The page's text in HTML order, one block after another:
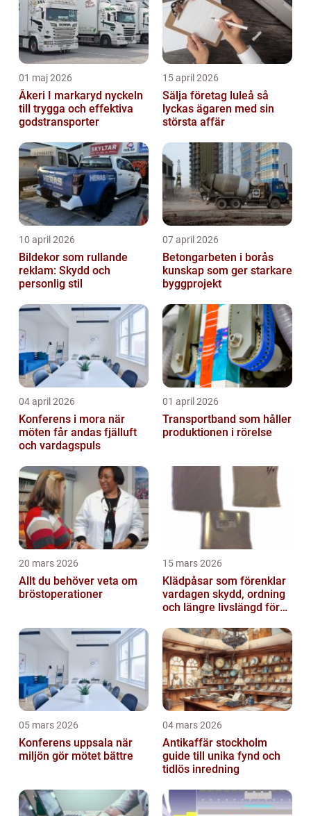
01 maj 2026
Åkeri I markaryd nyckeln
till trygga och effektiva
godstransporter
15 april 2026
Sälja företag luleå så
lyckas ägaren med sin
största affär
10 april 2026
Bildekor som rullande
reklam: Skydd och
personlig stil
07 april 2026
Betongarbeten i borås
kunskap som ger starkare
byggprojekt
04 april 2026
Konferens i mora när
möten får andas fjälluft
och vardagspuls
01 april 2026
Transportband som håller
produktionen i rörelse
20 mars 2026
Allt du behöver veta om
bröstoperationer
15 mars 2026
Klädpåsar som förenklar
vardagen skydd, ordning
och längre livslängd för
05 mars 2026
Konferens uppsala när
miljön gör mötet bättre
04 mars 2026
Antikaffär stockholm
guide till unika fynd och
tidlös inredning